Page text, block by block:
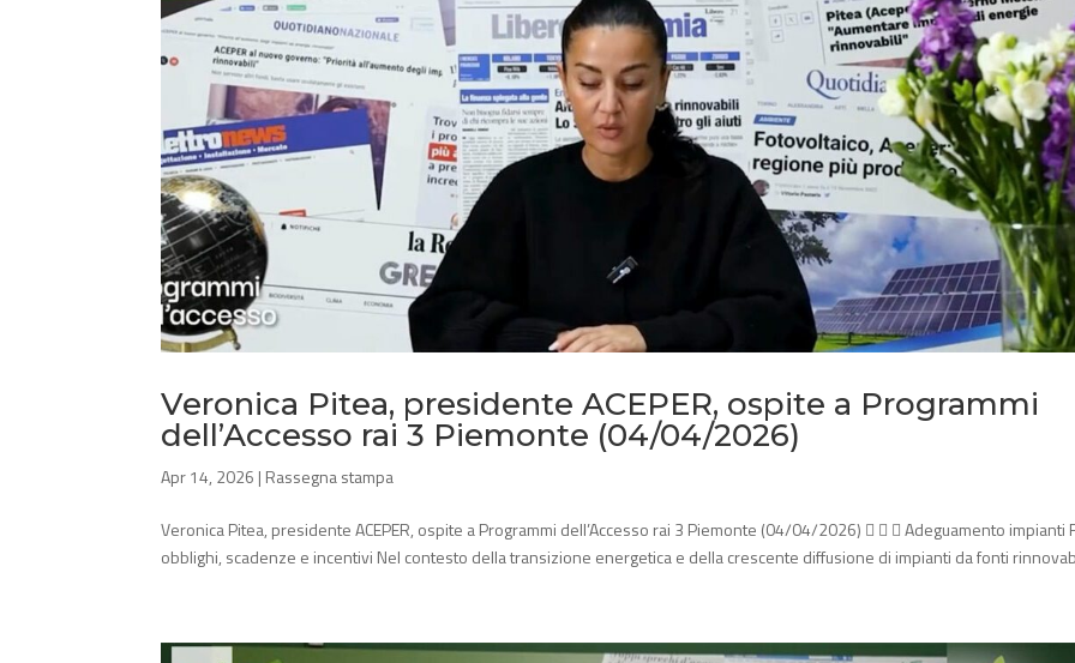
Veronica Pitea, presidente ACEPER, ospite a Programmi
dell’Accesso rai 3 Piemonte (04/04/2026)
Apr 14, 2026 | Rassegna stampa
Veronica Pitea, presidente ACEPER, ospite a Programmi dell’Accesso rai 3 Piemonte (04/04/2026)    Adeguamento impianti
obblighi, scadenze e incentivi Nel contesto della transizione energetica e della crescente diffusione di impianti da fonti